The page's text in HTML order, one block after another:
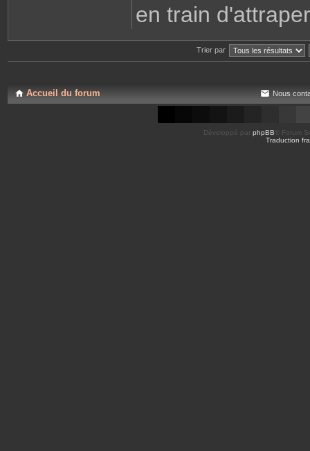
en train
Trier par
Accueil du forum Nous
Développé par phpBB ® Forum
Traduction